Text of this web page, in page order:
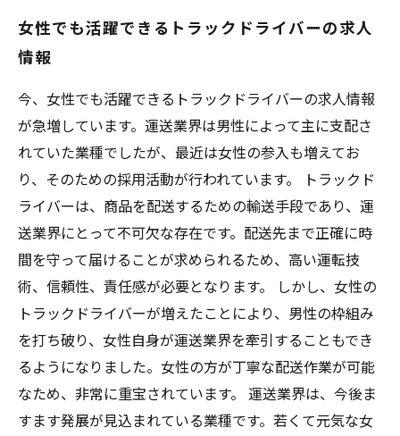
女性でも活躍できるトラックドライバーの求人
情報
今、女性でも活躍できるトラックドライバーの求人情報
が急増しています。運送業界は男性によって主に支配さ
れていた業種でしたが、最近は女性の参入も増えてお
り、そのための採用活動が行われています。 トラックド
ライバーは、商品を配送するための輸送手段であり、運
送業界にとって不可欠な存在です。配送先まで正確に時
間を守って届けることが求められるため、高い運転技
術、信頼性、責任感が必要となります。 しかし、女性の
トラックドライバーが増えたことにより、男性の枠組み
を打ち破り、女性自身が運送業界を牽引することもでき
るようになりました。女性の方が丁寧な配送作業が可能
なため、非常に重宝されています。 運送業界は、今後ま
すます発展が見込まれている業種です。若くて元気な女